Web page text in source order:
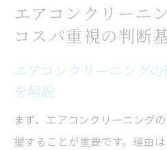
エアコンクリーニ
コスパ重視の判断
エアコンクリーニング
を解説
まず、エアコンクリーニング
握することが重要です。理由